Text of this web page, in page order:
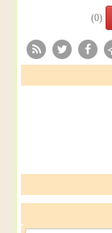
(0)